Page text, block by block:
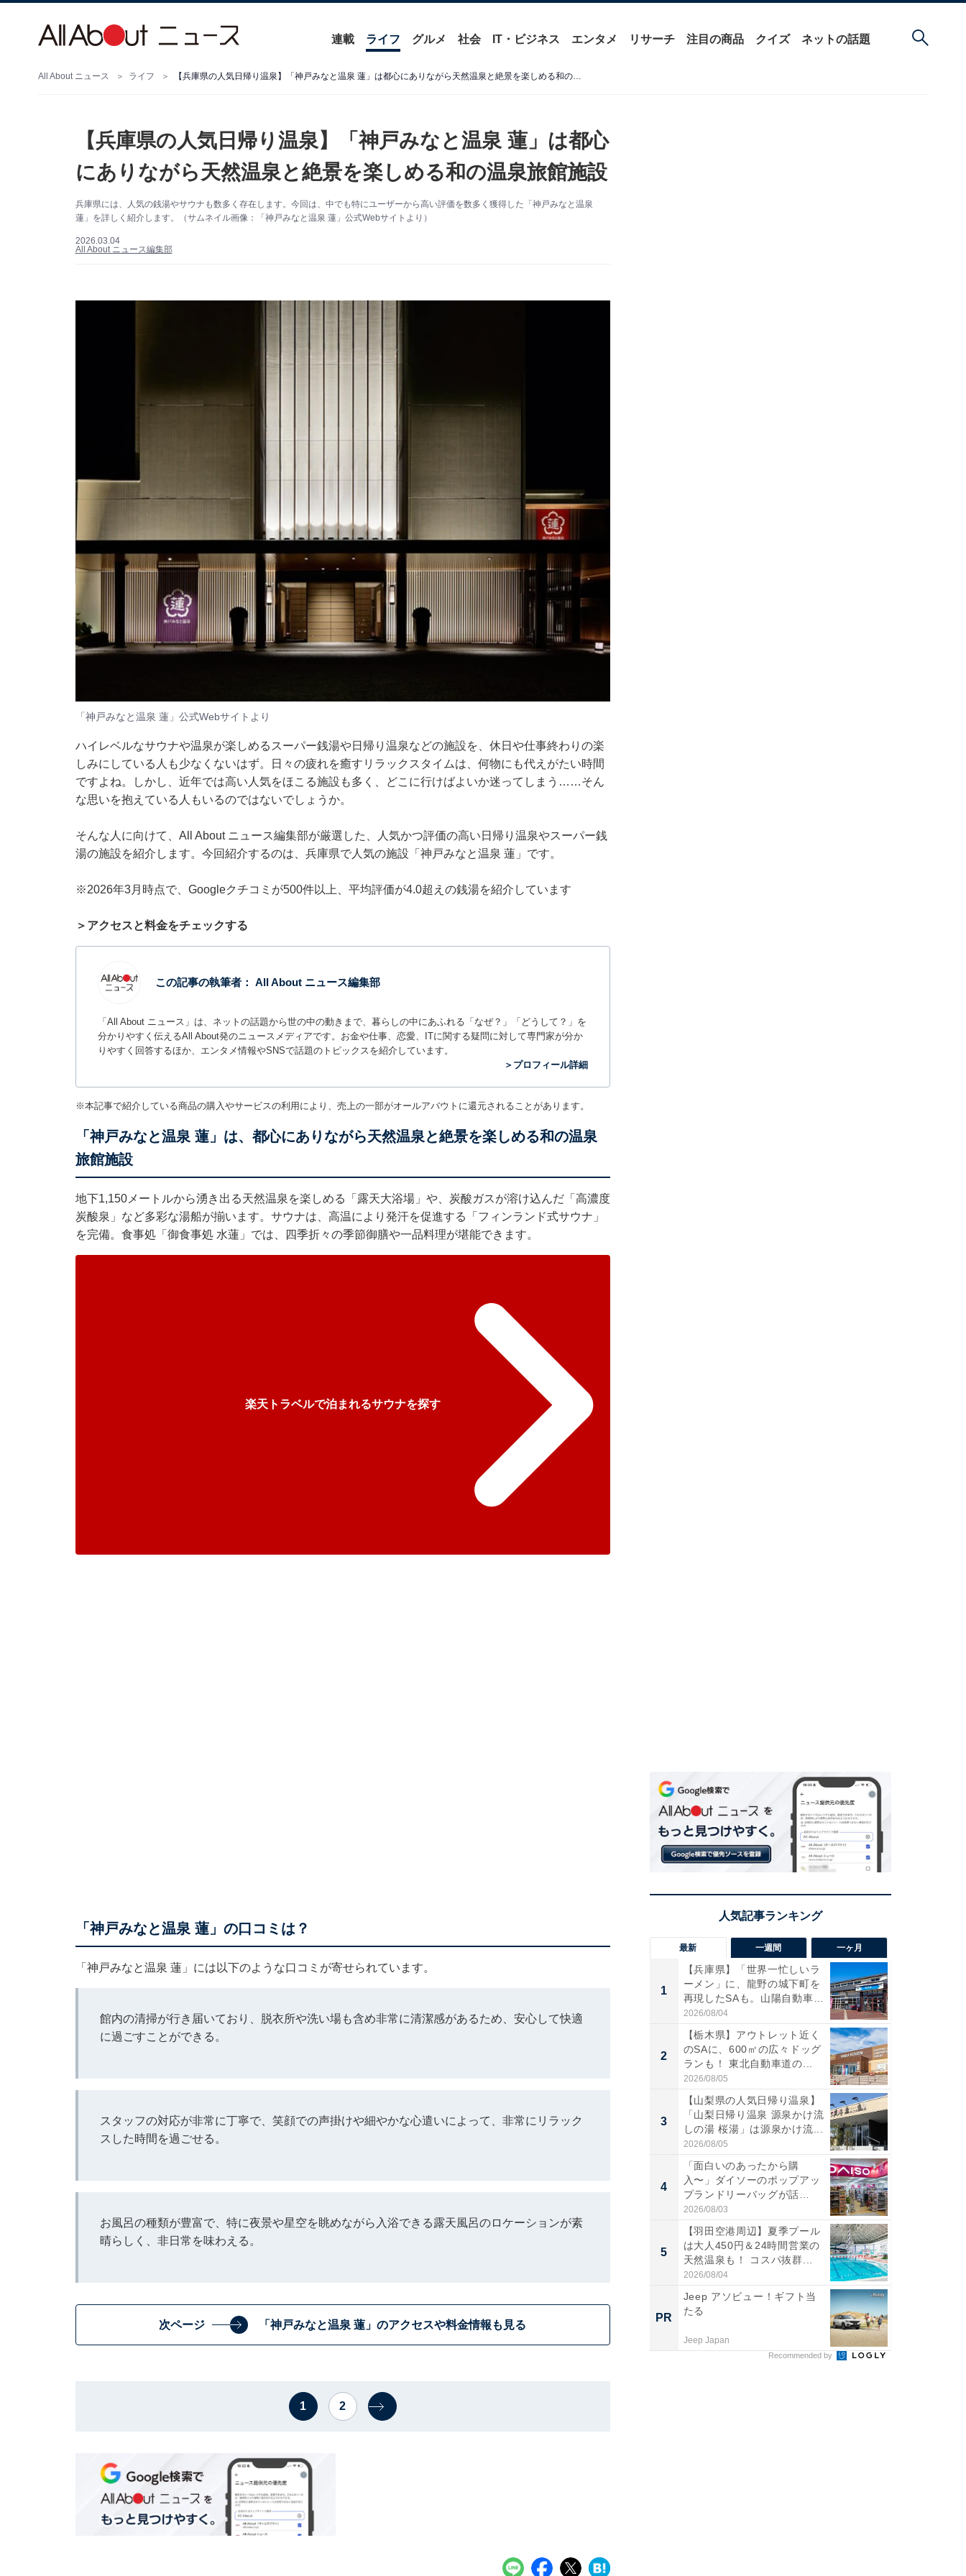
連載 ライフ グルメ 社会 IT・ビジネス エンタメ リサーチ 注目の商品 クイズ ネットの話題
All About ニュース ライフ 【兵庫県の人気日帰り温泉】「神戸みなと温泉 蓮」は都心にありながら天然温泉と絶景を楽しめる和の温泉旅館施設
【兵庫県の人気日帰り温泉】「神戸みなと温泉 蓮」は都心
にありながら天然温泉と絶景を楽しめる和の温泉旅館施設
兵庫県には、人気の銭湯やサウナも数多く存在します。今回は、中でも特にユーザーから高い評価を数多く獲得した「神戸みなと温泉
蓮」を詳しく紹介します。（サムネイル画像：「神戸みなと温泉 蓮」公式Webサイトより）
2026.03.04
All About ニュース編集部
「神戸みなと温泉 蓮」公式Webサイトより
ハイレベルなサウナや温泉が楽しめるスーパー銭湯や日帰り温泉などの施設を、休日や仕事終わりの楽
しみにしている人も少なくないはず。日々の疲れを癒すリラックスタイムは、何物にも代えがたい時間
ですよね。しかし、近年では高い人気をほこる施設も多く、どこに行けばよいか迷ってしまう……そん
な思いを抱えている人もいるのではないでしょうか。
そんな人に向けて、All About ニュース編集部が厳選した、人気かつ評価の高い日帰り温泉やスーパー銭
湯の施設を紹介します。今回紹介するのは、兵庫県で人気の施設「神戸みなと温泉 蓮」です。
※2026年3月時点で、Googleクチコミが500件以上、平均評価が4.0超えの銭湯を紹介しています
＞アクセスと料金をチェックする
この記事の執筆者： All About ニュース編集部
「All About ニュース」は、ネットの話題から世の中の動きまで、暮らしの中にあふれる「なぜ？」「どうして？」を
分かりやすく伝えるAll About発のニュースメディアです。お金や仕事、恋愛、ITに関する疑問に対して専門家が分か
りやすく回答するほか、エンタメ情報やSNSで話題のトピックスを紹介しています。
＞プロフィール詳細
※本記事で紹介している商品の購入やサービスの利用により、売上の一部がオールアバウトに還元されることがあります。
「神戸みなと温泉 蓮」は、都心にありながら天然温泉と絶景を楽しめる和の温泉
旅館施設
地下1,150メートルから湧き出る天然温泉を楽しめる「露天大浴場」や、炭酸ガスが溶け込んだ「高濃度
炭酸泉」など多彩な湯船が揃います。サウナは、高温により発汗を促進する「フィンランド式サウナ」
を完備。食事処「御食事処 水蓮」では、四季折々の季節御膳や一品料理が堪能できます。
楽天トラベルで泊まれるサウナを探す
「神戸みなと温泉 蓮」の口コミは？
「神戸みなと温泉 蓮」には以下のような口コミが寄せられています。
館内の清掃が行き届いており、脱衣所や洗い場も含め非常に清潔感があるため、安心して快適
に過ごすことができる。
スタッフの対応が非常に丁寧で、笑顔での声掛けや細やかな心遣いによって、非常にリラック
スした時間を過ごせる。
お風呂の種類が豊富で、特に夜景や星空を眺めながら入浴できる露天風呂のロケーションが素
晴らしく、非日常を味わえる。
次ページ 「神戸みなと温泉 蓮」のアクセスや料金情報も見る
1 2
最新 一週間 一ヶ月
1
【兵庫県】「世界一忙しいラ
ーメン」に、龍野の城下町を
再現したSAも。山陽自動車
道...
2026/08/04
2
【栃木県】アウトレット近く
のSAに、600㎡の広々ドッグ
ランも！ 東北自動車道の...
2026/08/05
3
【山梨県の人気日帰り温泉】
「山梨日帰り温泉 源泉かけ流
しの湯 桜湯」は源泉かけ流...
2026/08/05
4
「面白いのあったから購
入〜」ダイソーのポップアッ
プランドリーバッグが話
題。“さま...
2026/08/03
5
【羽田空港周辺】夏季プール
は大人450円＆24時間営業の
天然温泉も！ コスパ抜群...
2026/08/04
PR
Jeep アソビュー！ギフト当
たる
Jeep Japan
Recommended by